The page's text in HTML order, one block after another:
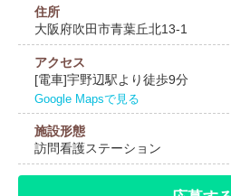
住所
大阪府吹田市青葉丘北13-1
アクセス
[電車]宇野辺駅より徒歩9分
Google Mapsで見る
施設形態
訪問看護ステーション